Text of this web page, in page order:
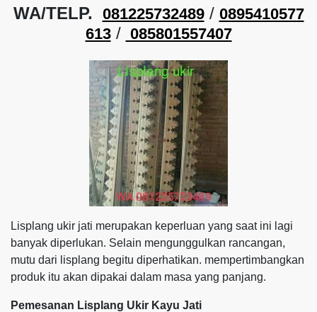
WA/TELP. 081225732489/ 0895410577
613/ 085801557407
Lisplang ukir jati merupakan keperluan yang saat ini lagi
banyak diperlukan. Selain mengunggulkan rancangan,
mutu dari lisplang begitu diperhatikan. mempertimbangkan
produk itu akan dipakai dalam masa yang panjang.
Pemesanan Lisplang Ukir Kayu Jati